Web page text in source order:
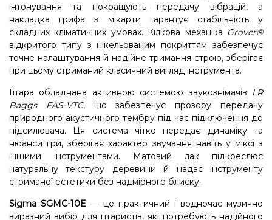
інтонування та покращують передачу вібрацій, а
накладка грифа з мікарти гарантує стабільність у
складних кліматичних умовах. Кілкова механіка Grover®
відкритого типу з нікельованим покриттям забезпечує
точне налаштування й надійне тримання строю, зберігає
при цьому стриманий класичний вигляд інструмента.
Гітара обладнана активною системою звукознімачів LR
Baggs EAS-VTC, що забезпечує прозору передачу
природного акустичного тембру під час підключення до
підсилювача. Ця система чітко передає динаміку та
нюанси гри, зберігає характер звучання навіть у міксі з
іншими інструментами. Матовий лак підкреслює
натуральну текстуру деревини й надає інструменту
стриманої естетики без надмірного блиску.
Sigma SGMC-10E — це практичний і водночас музично
виразний вибір для гітаристів, які потребують надійного